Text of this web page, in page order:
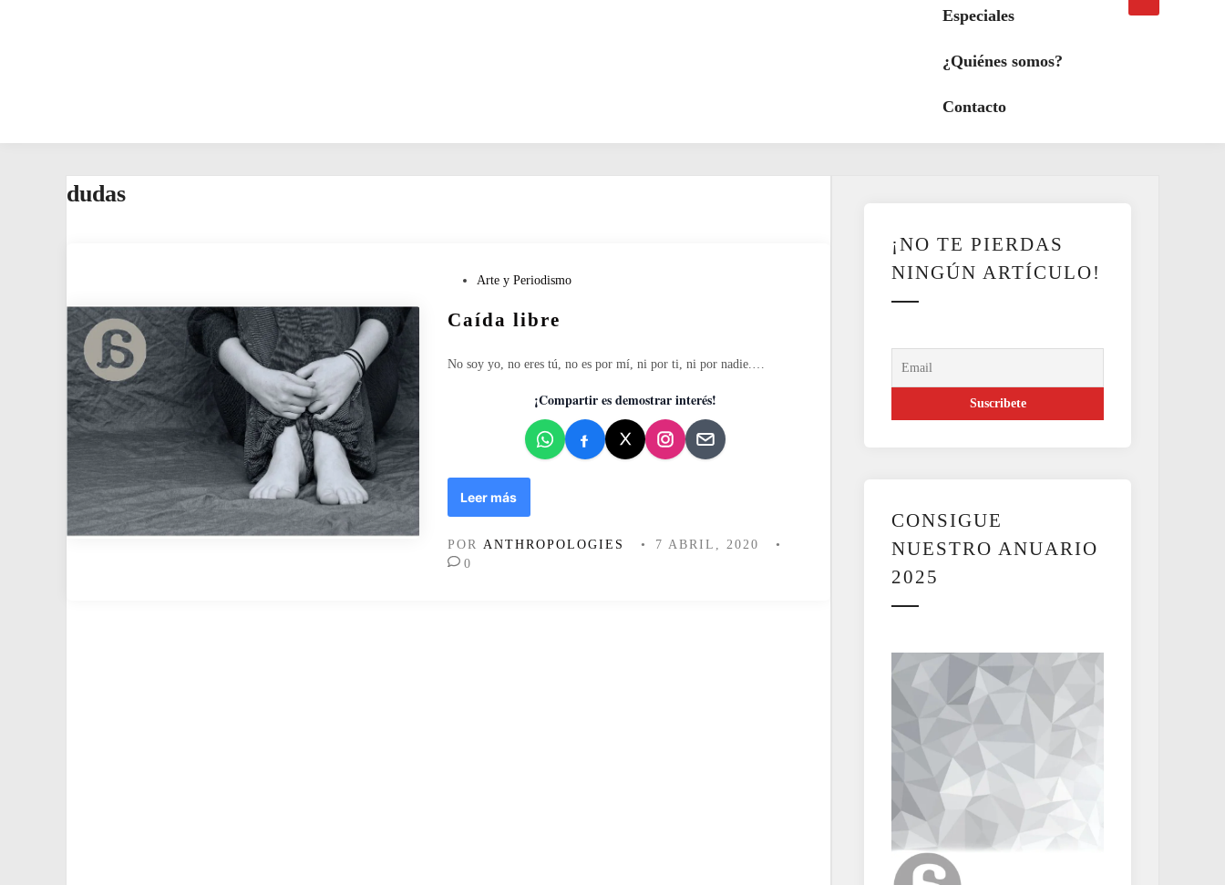
Especiales
¿Quiénes somos?
Contacto
búsqueda
dudas
b
i
Arte y Periodismo
Caída libre
No soy yo, no eres tú, no es por mí, ni por ti, ni por nadie.…
¡Compartir es demostrar interés!
C
a
d
a
Leer más
POR ANTHROPOLOGIES • 7 ABRIL, 2020
•
0
¡NO TE PIERDAS
NINGÚN ARTÍCULO!
CONSIGUE
NUESTRO ANUARIO
2025